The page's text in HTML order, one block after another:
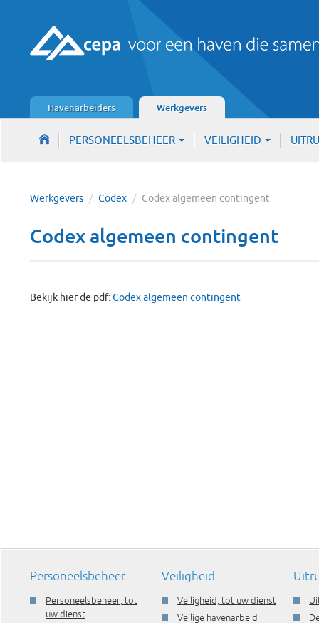
Havenarbeiders Werkgevers
PERSONEELSBEHEER VEILIGHEID
Werkgevers / Codex / Codex algemeen contingent
Codex algemeen contingent
Bekijk hier de pdf:Codex algemeen contingent
Personeelsbeheer
Personeelsbeheer, tot
uw dienst
Veiligheid
Veiligheid, tot uw dienst
Veilige havenarbeid